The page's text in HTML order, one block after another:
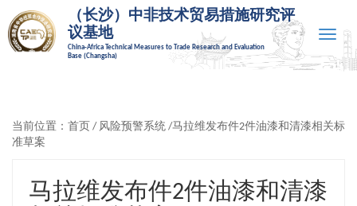
（长沙）中非技术贸易措施研究评
议基地
China-Africa Technical Measures to Trade Research and Evaluation
Base (Changsha)
Toggle
当前位置： 首页 / 风险预警系统 /马拉维发布件2件油漆和清漆相关标
准草案
马拉维发布件2件油漆和清漆